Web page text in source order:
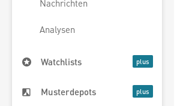
Nachrichten
Analysen
Watchlists
Musterdepots